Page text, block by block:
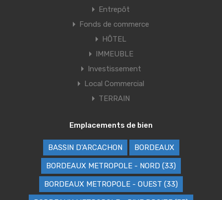
Entrepôt
Fonds de commerce
HÔTEL
IMMEUBLE
Investissement
Local Commercial
TERRAIN
Emplacements de bien
BASSIN D'ARCACHON BORDEAUX
BORDEAUX METROPOLE - NORD (33)
BORDEAUX METROPOLE - OUEST (33)